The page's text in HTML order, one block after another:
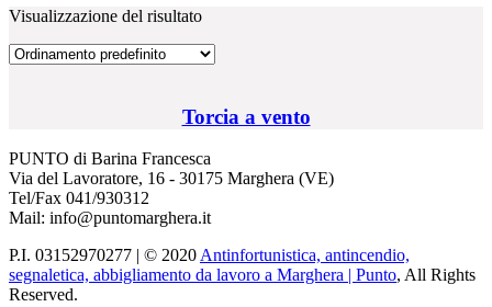
Visualizzazione del risultato
Torcia a vento
PUNTO di Barina Francesca
Via del Lavoratore, 16 - 30175 Marghera (VE)
Tel/Fax 041/930312
Mail: info@puntomarghera.it
P.I. 03152970277 | © 2020 Antinfortunistica, antincendio,
segnaletica, abbigliamento da lavoro a Marghera | Punto, All Rights
Reserved.